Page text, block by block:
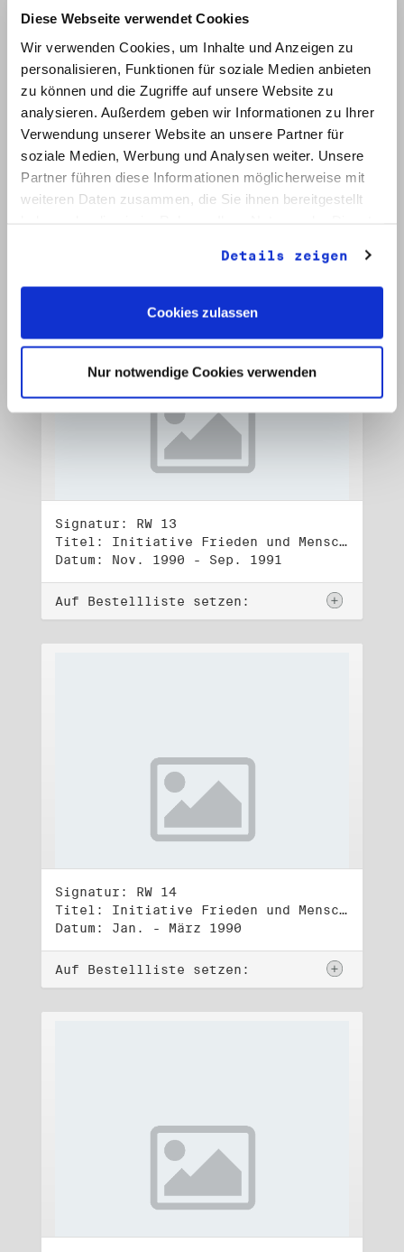
Diese Webseite verwendet Cookies
Wir verwenden Cookies, um Inhalte und Anzeigen zu
personalisieren, Funktionen für soziale Medien anbieten
zu können und die Zugriffe auf unsere Website zu
analysieren. Außerdem geben wir Informationen zu Ihrer
Verwendung unserer Website an unsere Partner für
soziale Medien, Werbung und Analysen weiter. Unsere
Partner führen diese Informationen möglicherweise mit
weiteren Daten zusammen, die Sie ihnen bereitgestellt
Details zeigen
Cookies zulassen
Nur notwendige Cookies verwenden
Signatur: RW 12
Titel: Initiative Frieden und Menschenrechte (2)
Datum: Mai - Nov. 1990
Signatur: RW 13
Titel: Initiative Frieden und Menschenrechte (3)
Datum: Nov. 1990 - Sep. 1991
Auf Bestellliste setzen:
Signatur: RW 14
Titel: Initiative Frieden und Menschenrechte, Volkskammerwahl 18.3.1990
Datum: Jan. - März 1990
Auf Bestellliste setzen: